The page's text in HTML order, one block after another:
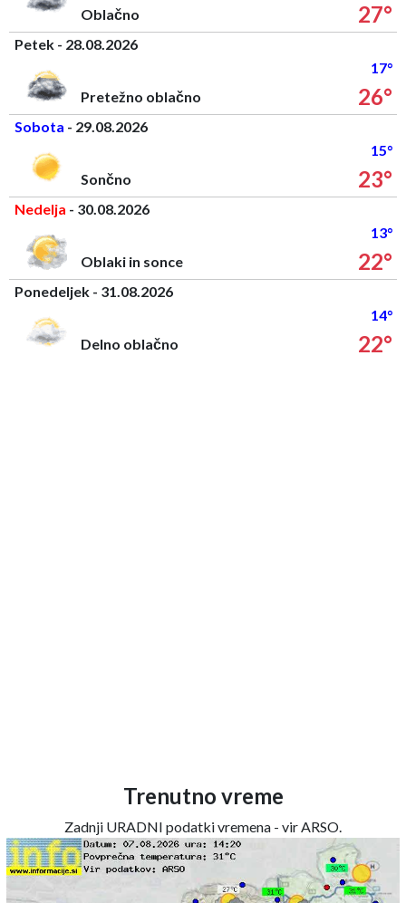
Oblačno
27°
Petek - 28.08.2026
17°
Pretežno oblačno
26°
Sobota - 29.08.2026
15°
Sončno
23°
Nedelja - 30.08.2026
13°
Oblaki in sonce
22°
Ponedeljek - 31.08.2026
14°
Delno oblačno
22°
Trenutno vreme
Zadnji URADNI podatki vremena - vir ARSO.